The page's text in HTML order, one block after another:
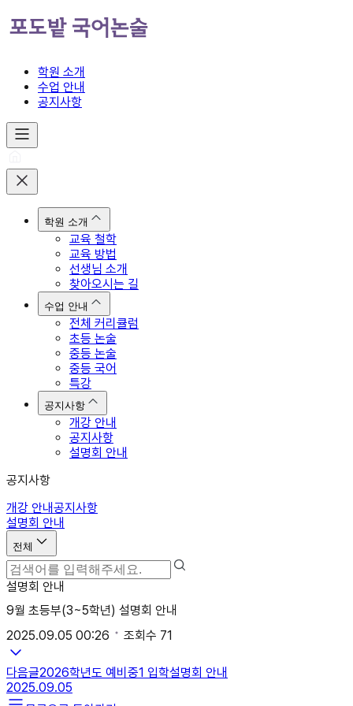
학원 소개
수업 안내
공지사항
학원 소개
교육 철학
교육 방법
선생님 소개
찾아오시는 길
수업 안내
전체 커리큘럼
초등 논술
중등 논술
중등 국어
특강
공지사항
개강 안내
공지사항
설명회 안내
공지사항
개강 안내공지사항
설명회 안내
전체
설명회 안내
9월 초등부(3~5학년) 설명회 안내
2025.09.05 00:26
조회수 71
다음글2026학년도 예비중1 입학설명회 안내
2025.09.05